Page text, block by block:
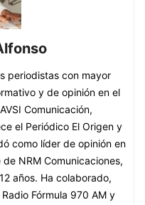
periodistas con mayor
y de opinión en el
Comunicación,
el Periódico El Origen y
como líder de opinión en
NRM Comunicaciones,
años. Ha colaborado,
Fórmula 970 AM y